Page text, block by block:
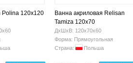
Polina 120x120
Ванна акриловая Relisan
Tamiza 120x70
ДхШхВ: 120х70х60
Форма: Прямоугольная
Страна:
Польша